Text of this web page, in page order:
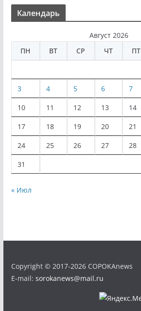
Календарь
Август 2026
ПН
ВТ СР ЧТ ПТ
3 4 5 6 7
10 11 12 13 14
17 18 19 20 21
24 25 26 27 28
31
« Июл
Copyright © 2017-2026 COPOKAnews
E-mail: sorokanews@mail.ru